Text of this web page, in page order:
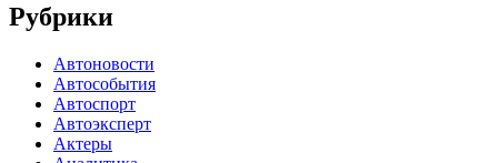
Рубрики
Автоновости
Автособытия
Автоспорт
Автоэксперт
Актеры